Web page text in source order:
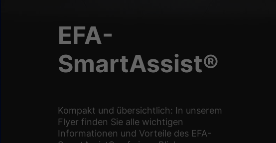
EFA-
SmartAssist®
Kompakt und übersichtlich: In unserem
Flyer finden Sie alle wichtigen
Informationen und Vorteile des EFA-